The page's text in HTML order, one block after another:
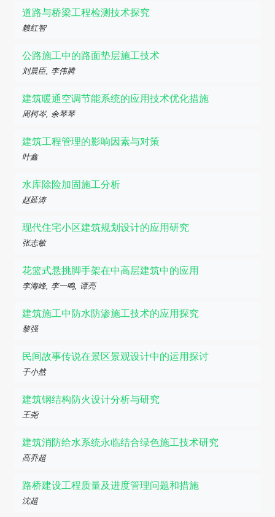
道路与桥梁工程检测技术探究
赖红智
公路施工中的路面垫层施工技术
刘晨臣, 李伟腾
建筑暖通空调节能系统的应用技术优化措施
周柯岑, 余琴琴
建筑工程管理的影响因素与对策
叶鑫
水库除险加固施工分析
赵延涛
现代住宅小区建筑规划设计的应用研究
张志敏
花篮式悬挑脚手架在中高层建筑中的应用
李海峰, 李一鸣, 谭亮
建筑施工中防水防渗施工技术的应用探究
黎强
民间故事传说在景区景观设计中的运用探讨
于小然
建筑钢结构防火设计分析与研究
王尧
建筑消防给水系统永临结合绿色施工技术研究
高乔超
路桥建设工程质量及进度管理问题和措施
沈超